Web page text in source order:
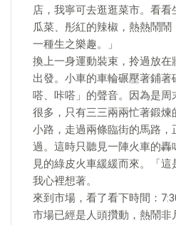
店，我寧可去逛逛菜市。看
瓜菜、彤紅的辣椒，熱熱鬧鬧
一種生之樂趣。」
換上一身運動裝束，拎過放
出發。小車的車輪碾壓著鋪
嗒、咔嗒」的聲音。因為是周
很多，只有三三兩兩忙著鍛
小路，走過兩條臨街的馬路，
過。這時只聽見一陣火車的轟
見的綠皮火車緩緩而來。「這
我心裡想著。
來到市場，看了看下時間：
市場已經是人頭攢動，熱鬧非